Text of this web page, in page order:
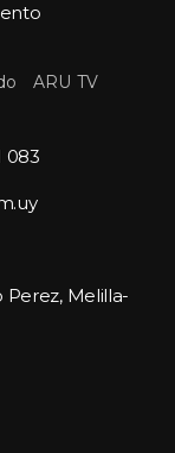
ARU TV
083
Perez, Melilla-